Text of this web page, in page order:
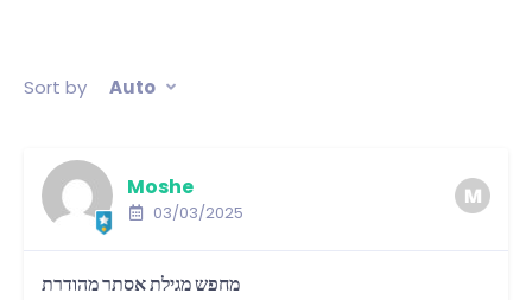
Sort by Auto
Moshe
03/03/2025
מחפש מגילת אסתר מהודרת